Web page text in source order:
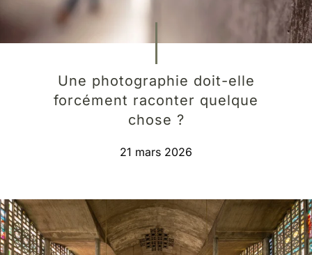
Une photographie doit-elle
forcément raconter quelque
chose ?
21 mars 2026